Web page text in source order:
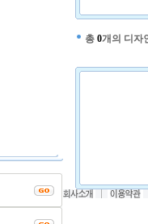
총 0개의 디자